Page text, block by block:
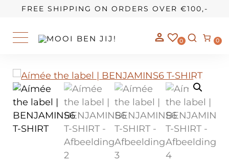
FREE SHIPPING ON ORDERS OVER €100,-
0 0
OUR STORY